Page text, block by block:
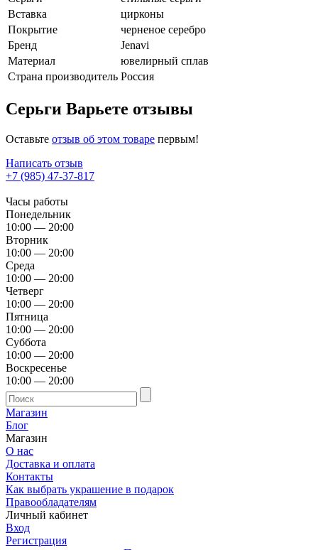
Вставка
цирконы
Покрытие
черненое серебро
Бренд
Jenavi
Материал
ювелирный сплав
Страна производитель Россия
Серьги Варьете отзывы
Оставьте отзыв об этом товаре первым!
Написать отзыв
+7 (985) 47-37-817
Часы работы
Понедельник
10:00 — 20:00
Вторник
10:00 — 20:00
Среда
10:00 — 20:00
Четверг
10:00 — 20:00
Пятница
10:00 — 20:00
Суббота
10:00 — 20:00
Воскресенье
10:00 — 20:00
Магазин
Блог
Магазин
О нас
Доставка и оплата
Контакты
Как выбрать украшение в подарок
Правообладателям
Личный кабинет
Вход
Регистрация